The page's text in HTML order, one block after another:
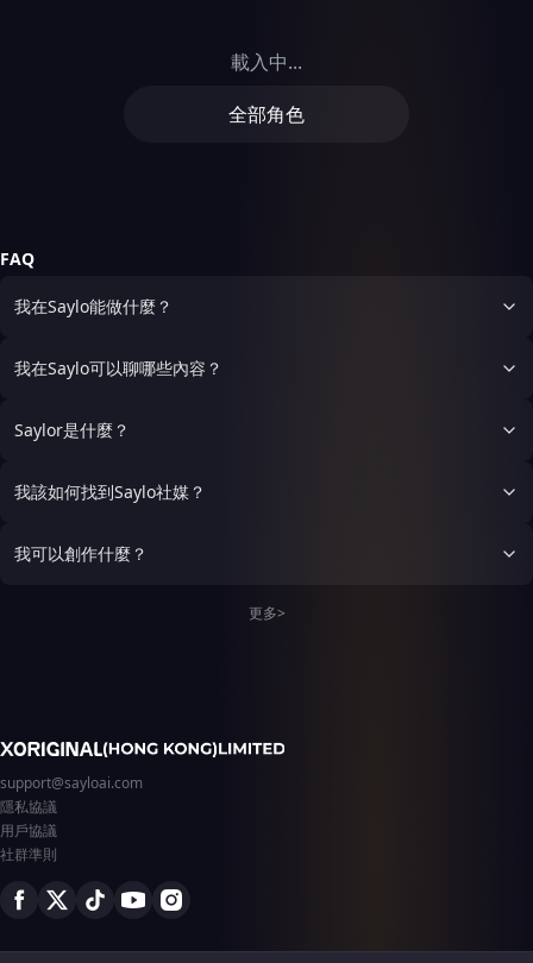
載入中...
全部角色
FAQ
我在Saylo能做什麼？
我在Saylo可以聊哪些內容？
Saylor是什麼？
我該如何找到Saylo社媒？
我可以創作什麼？
更多>
support@sayloai.com
隱私協議
用戶協議
社群準則